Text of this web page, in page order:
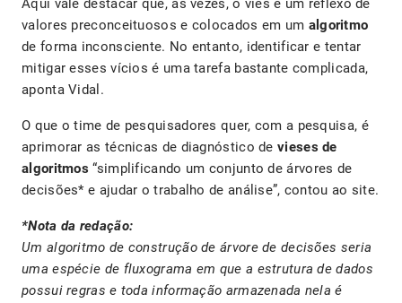
Aqui vale destacar que, às vezes, o viés é um reflexo de
valores preconceituosos e colocados em um algoritmo
de forma inconsciente. No entanto, identificar e tentar
mitigar esses vícios é uma tarefa bastante complicada,
aponta Vidal.
O que o time de pesquisadores quer, com a pesquisa, é
aprimorar as técnicas de diagnóstico devieses de
algoritmos “simplificando um conjunto de árvores de
decisões* e ajudar o trabalho de análise”, contou ao site.
*Nota da redação:
Um algoritmo de construção de árvore de decisões seria
uma espécie de fluxograma em que a estrutura de dados
possui regras e toda informação armazenada nela é